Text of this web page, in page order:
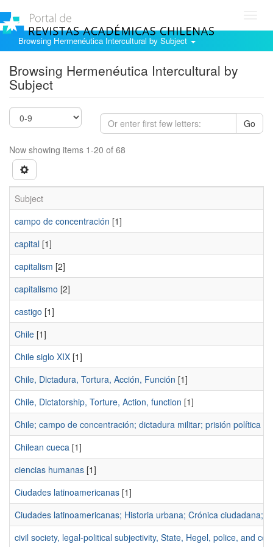
Browsing Hermenéutica Intercultural by Subject
Browsing Hermenéutica Intercultural by
Subject
Go
Now showing items 1-20 of 68
Subject
campo de concentración [1]
capital [1]
capitalism [2]
capitalismo [2]
castigo [1]
Chile [1]
Chile siglo XIX [1]
Chile, Dictadura, Tortura, Acción, Función [1]
Chile, Dictatorship, Torture, Action, function [1]
Chile; campo de concentración; dictadura militar; prisión política
Chilean cueca [1]
ciencias humanas [1]
Ciudades latinoamericanas [1]
Ciudades latinoamericanas; Historia urbana; Crónica ciudadana;
civil society, legal-political subjectivity, State, Hegel, police, and